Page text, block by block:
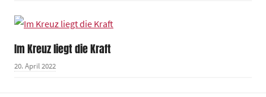
Im Kreuz liegt die Kraft
20. April 2022